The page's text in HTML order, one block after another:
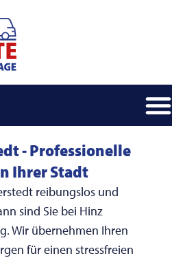
- Professionelle
Ihrer Stadt
reibungslos und
sind Sie bei Hinz
Wir übernehmen Ihren
für einen stressfreien